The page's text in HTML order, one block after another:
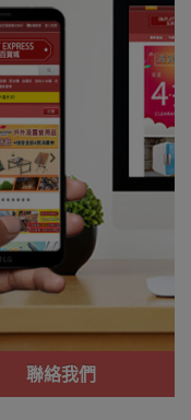
聯絡我們